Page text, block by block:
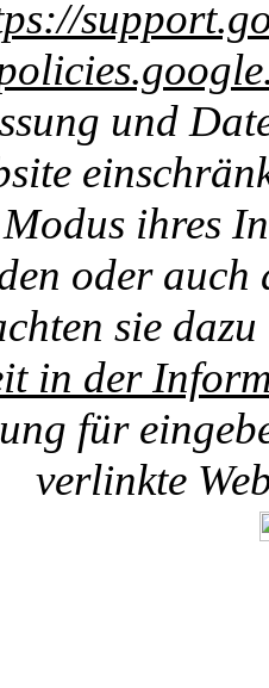
und
ihres
oder auch
sie
in der
für
verlinkte